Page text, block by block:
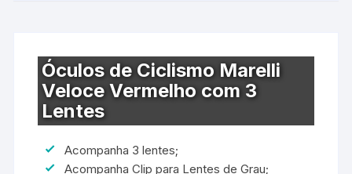
Óculos de Ciclismo Marelli
Veloce Vermelho com 3
Lentes
Acompanha 3 lentes;
Acompanha Clip para Lentes de Grau;